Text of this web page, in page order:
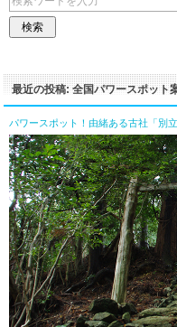
最近の投稿: 全国パワースポット
パワースポット！由緒ある古社「別